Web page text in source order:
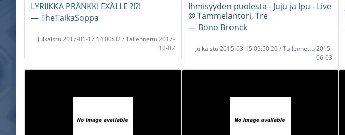
LYRIIKKA PRÄNKKI EXÄLLE ?!?!
― TheTaikaSoppa
Julkaistu 2017-01-17 14:00:02 / Tallennettu 2017-
12-07
Ihmisyyden puolesta - Juju ja Ipu - Live
@ Tammelantori, Tre
― Bono Bronck
Julkaistu 2015-03-15 09:50:20 / Tallennettu 2015-
06-03